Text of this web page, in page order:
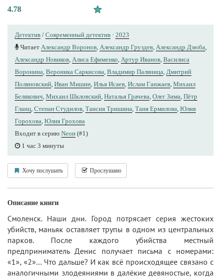
4.78
Детектив / Современный детектив · 2023
Читает Александр Воронов, Александр Груздев, Александр Дзюба,
Александр Новиков, Алиса Ефименко, Артур Иванов, Василиса
Воронина, Вероника Саркисова, Владимир Паляница, Дмитрий
Поляновский, Иван Мишин, Илья Исаев, Ислам Ганжаев, Михаил
Белякович, Михаил Шкловский, Наталья Грачева, Олег Зима, Пётр
Гланц, Степан Студилов, Таисия Тришина, Таня Ермилова, Юлия
Горохова, Юлия Грохова
Входит в серию Nеон (#1)
1 час 3 минуты
Хочу послушать Прослушано
Описание книги
Смоленск. Наши дни. Город потрясает серия жестоких
убийств, маньяк оставляет трупы в одном из центральных
парков. После каждого убийства местный
предприниматель Денис получает письма с номерами:
«1», «2»… Что дальше? И как всё происходящее связано с
аналогичными злодеяниями в далёкие девяностые, когда